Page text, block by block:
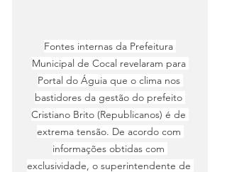
Fontes internas da Prefeitura
Municipal de Cocal revelaram para
Portal do Águia que o clima nos
bastidores da gestão do prefeito
Cristiano Brito (Republicanos) é de
extrema tensão. De acordo com
informações obtidas com
exclusividade, o superintendente de